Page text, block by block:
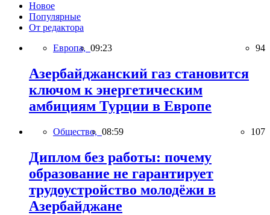
Новое
Популярные
От редактора
Европа, 09:23 94
Азербайджанский газ становится
ключом к энергетическим
амбициям Турции в Европе
Общество, 08:59 107
Диплом без работы: почему
образование не гарантирует
трудоустройство молодёжи в
Азербайджане